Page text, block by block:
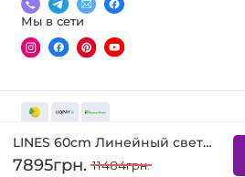
LINES 60cm Линейный светильник
7895грн. 11484грн.
Мы в сети